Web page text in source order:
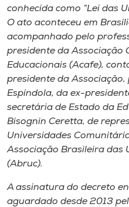
Rádio
Museu
Unoesc
Store
Selecione
conhecida como “Lei das
O ato aconteceu em
acompanhado pelo
presidente da Associação
Educacionais (Acafe),
presidente da
Espíndola, da ex-
secretária de Estado da
Bisognin Ceretta, de
Universidades
Associação Brasileira das
(Abruc).
A assinatura do decreto
aguardado desde 2013